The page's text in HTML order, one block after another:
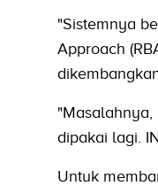
"Sistemnya
Approach
dipakai lagi.
Untuk